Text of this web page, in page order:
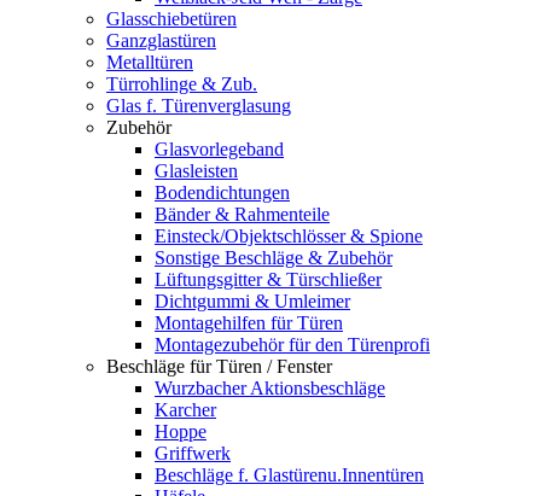
Glasschiebetüren
Ganzglastüren
Metalltüren
Türrohlinge & Zub.
Glas f. Türenverglasung
Zubehör
Glasvorlegeband
Glasleisten
Bodendichtungen
Bänder & Rahmenteile
Einsteck/Objektschlösser & Spione
Sonstige Beschläge & Zubehör
Lüftungsgitter & Türschließer
Dichtgummi & Umleimer
Montagehilfen für Türen
Montagezubehör für den Türenprofi
Beschläge für Türen / Fenster
Wurzbacher Aktionsbeschläge
Karcher
Hoppe
Griffwerk
Beschläge f. Glastürenu.Innentüren